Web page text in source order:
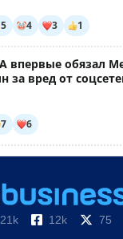
21k 12k 75